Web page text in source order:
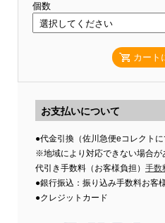
個数
カート
お支払いについて
●代金引換（佐川急便eコレクト
※地域により対応できない場合が
代引き手数料（お客様負担） 手数
●銀行振込：振り込み手数料お客
●クレジットカード